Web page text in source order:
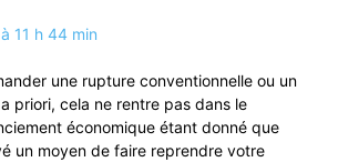
11 h 44 min
une rupture conventionnelle ou un
priori, cela ne rentre pas dans le
économique étant donné que
un moyen de faire reprendre votre